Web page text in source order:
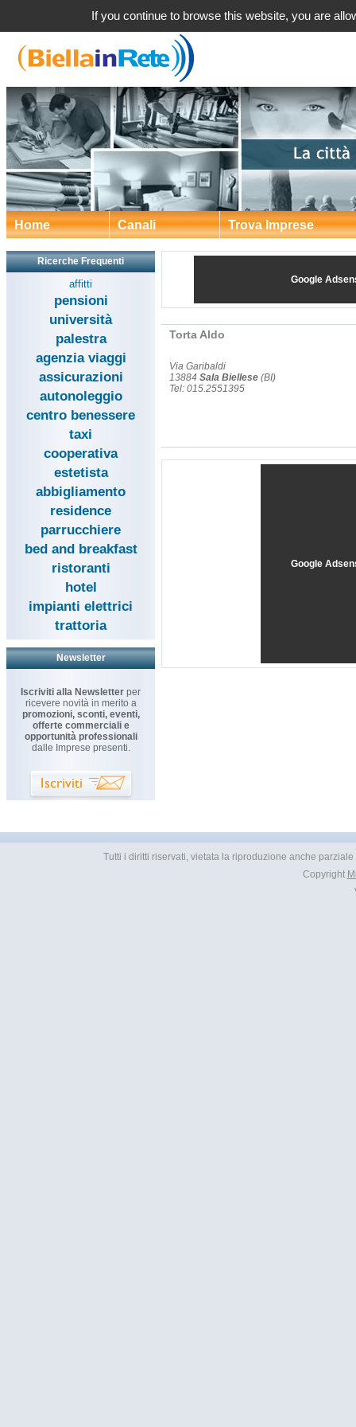
Home Canali Trova Imprese
Ricerche Frequenti
affitti
pensioni
università
palestra
agenzia viaggi
assicurazioni
autonoleggio
centro benessere
taxi
cooperativa
estetista
abbigliamento
residence
parrucchiere
bed and breakfast
ristoranti
hotel
impianti elettrici
trattoria
Newsletter
Iscriviti alla Newsletter per
ricevere novità in merito a
promozioni, sconti, eventi,
offerte commerciali e
opportunità professionali
dalle Imprese presenti.
Google
Torta Aldo
Via Garibaldi
13884 Sala Biellese (BI)
Tel: 015.2551395
Google
Tutti i diritti riservati, vietata la riproduzione anche
Copyright
If you continue to browse this website, you are